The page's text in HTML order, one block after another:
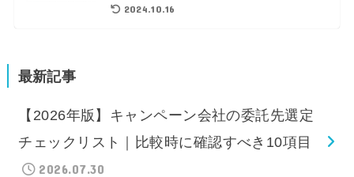
2024.10.16
最新記事
【2026年版】キャンペーン会社の委託先選定
チェックリスト｜比較時に確認すべき10項目
2026.07.30